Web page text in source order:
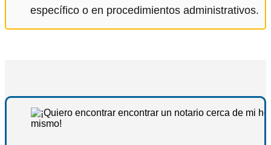
específico o en procedimientos administrativos.